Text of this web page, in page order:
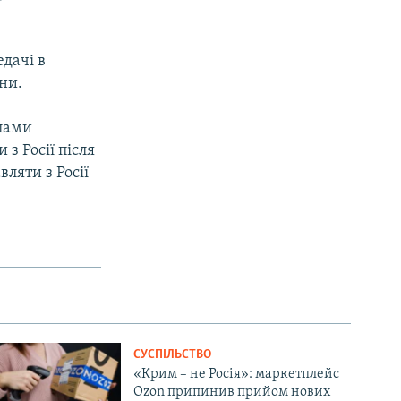
в
Росії після
з Росії
СУСПІЛЬСТВО
«Крим – не Росія»: маркетплейс
Ozon припинив прийом нових